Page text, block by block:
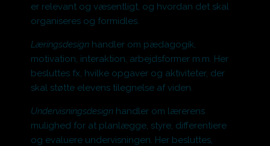
er relevant og væsentligt, og hvordan det skal
organiseres og formidles.
Læringsdesign handler om pædagogik,
motivation, interaktion, arbejdsformer m.m. Her
besluttes fx, hvilke opgaver og aktiviteter, der
skal støtte elevens tilegnelse af viden.
Undervisningsdesign handler om lærerens
mulighed for at planlægge, styre, differentiere
og evaluere undervisningen. Her besluttes,